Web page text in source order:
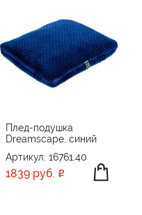
Плед-подушка
Dreamscape, синий
Артикул: 16761.40
1839 руб.